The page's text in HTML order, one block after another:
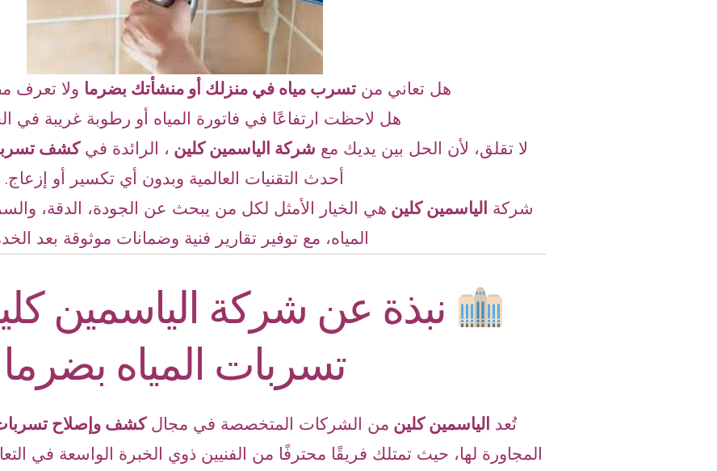
هل تعاني منتسرب مياه في منزلك أو منشأتك بضرما ولا تعرف
هل لاحظت ارتفاعًا في فاتورة المياه أو رطوبة غريبة في
لا تقلق، لأن الحل بين يديك مع شركة الياسمين كلين ، الرائدة فيكشف
أحدث التقنيات العالمية وبدون أي تكسير أو إزعاج.
شركة الياسمين كلين هي الخيار الأمثل لكل من يبحث عن الجودة، الدقة،
المياه، مع توفير تقارير فنية وضمانات موثوقة بعد
نبذة عن شركة الياسمين
تسربات المياه بضرما
تُعد الياسمين كلين من الشركات المتخصصة في مجالكشف وإصلاح تسربات
المجاورة لها، حيث تمتلك فريقًا محترفًا من الفنيين ذوي الخبرة الواسعة في